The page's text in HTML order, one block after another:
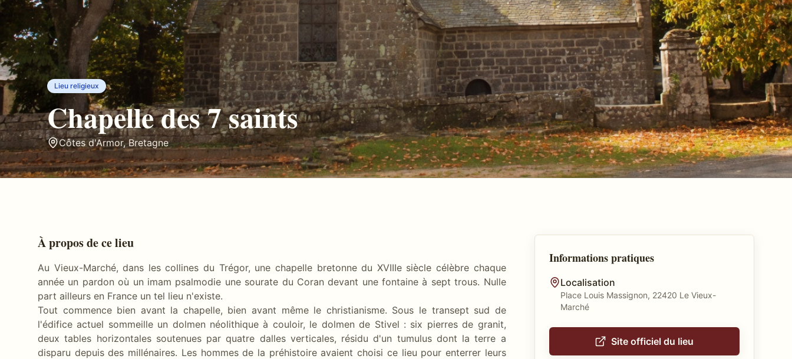
Lieu religieux
Chapelle des 7 saints
Côtes d'Armor,Bretagne
À propos de ce lieu
Au Vieux-Marché, dans les collines du Trégor, une chapelle bretonne du XVIIIe siècle célèbre chaque
année un pardon où un imam psalmodie une sourate du Coran devant une fontaine à sept trous. Nulle
part ailleurs en France un tel lieu n'existe.
Tout commence bien avant la chapelle, bien avant même le christianisme. Sous le transept sud de
l'édifice actuel sommeille un dolmen néolithique à couloir, le dolmen de Stivel : six pierres de granit,
deux tables horizontales soutenues par quatre dalles verticales, résidu d'un tumulus dont la terre a
disparu depuis des millénaires. Les hommes de la préhistoire avaient choisi ce lieu pour enterrer leurs
Informations pratiques
Localisation
Place Louis Massignon, 22420 Le Vieux-
Marché
Site officiel du lieu